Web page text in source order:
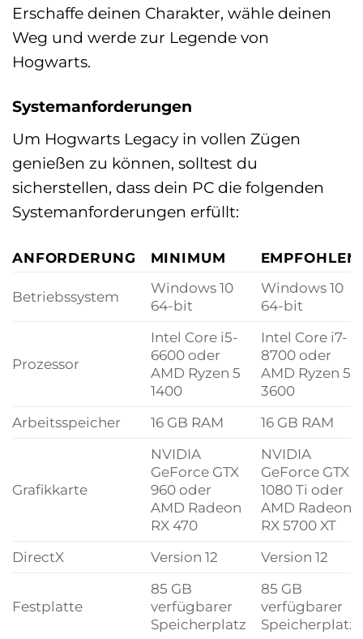
Erschaffe deinen Charakter, wähle deinen
Weg und werde zur Legende von
Hogwarts.
Systemanforderungen
Um Hogwarts Legacy in vollen Zügen
genießen zu können, solltest du
sicherstellen, dass dein PC die folgenden
Systemanforderungen erfüllt:
ANFORDERUNG MINIMUM EMPFOHLEN
Betriebssystem
Windows 10
64-bit
Windows 10
64-bit
Prozessor
Intel Core i5-
6600 oder
AMD Ryzen 5
1400
Intel Core i7-
8700 oder
AMD Ryzen 5
3600
Arbeitsspeicher
16 GB RAM 16 GB RAM
Grafikkarte
NVIDIA
GeForce GTX
960 oder
AMD Radeon
RX 470
NVIDIA
GeForce GTX
1080 Ti oder
AMD Radeon
RX 5700 XT
DirectX
Version 12 Version 12
Festplatte
85 GB
verfügbarer
Speicherplatz
85 GB
verfügbarer
Speicherplatz